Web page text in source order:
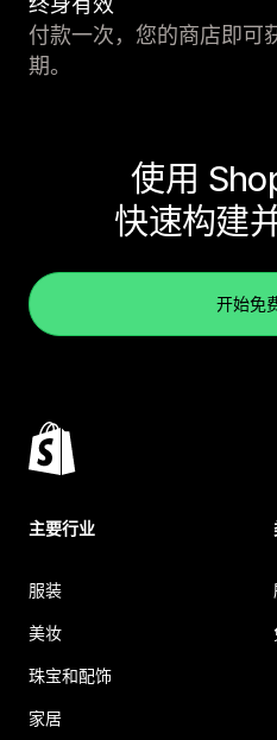
付款一次，您的商店即可
期。
使用
快速构建
开始免
主要行业
服装
美妆
珠宝和配饰
家居